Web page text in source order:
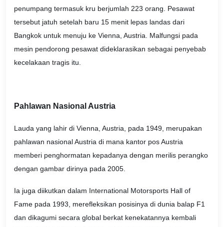
penumpang termasuk kru berjumlah 223 orang. Pesawat
tersebut jatuh setelah baru 15 menit lepas landas dari
Bangkok untuk menuju ke Vienna, Austria. Malfungsi pada
mesin pendorong pesawat dideklarasikan sebagai penyebab
kecelakaan tragis itu.
Pahlawan Nasional Austria
Lauda yang lahir di Vienna, Austria, pada 1949, merupakan
pahlawan nasional Austria di mana kantor pos Austria
memberi penghormatan kepadanya dengan merilis perangko
dengan gambar dirinya pada 2005.
Ia juga diikutkan dalam International Motorsports Hall of
Fame pada 1993, merefleksikan posisinya di dunia balap F1
dan dikagumi secara global berkat kenekatannya kembali